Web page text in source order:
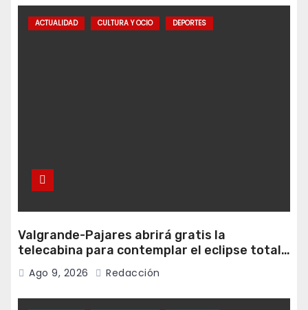
ACTUALIDAD CULTURA Y OCIO DEPORTES
Valgrande-Pajares abrirá gratis la
telecabina para contemplar el eclipse total
desde Cuitunigru
Ago 9, 2026 Redacción